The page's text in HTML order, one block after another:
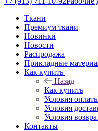
Ткани
Премиум ткани
Новинки
Новости
Распродажа
Прикладные
Как купить
Назад
Как купить
Условия
Условия
Условия
Контакты